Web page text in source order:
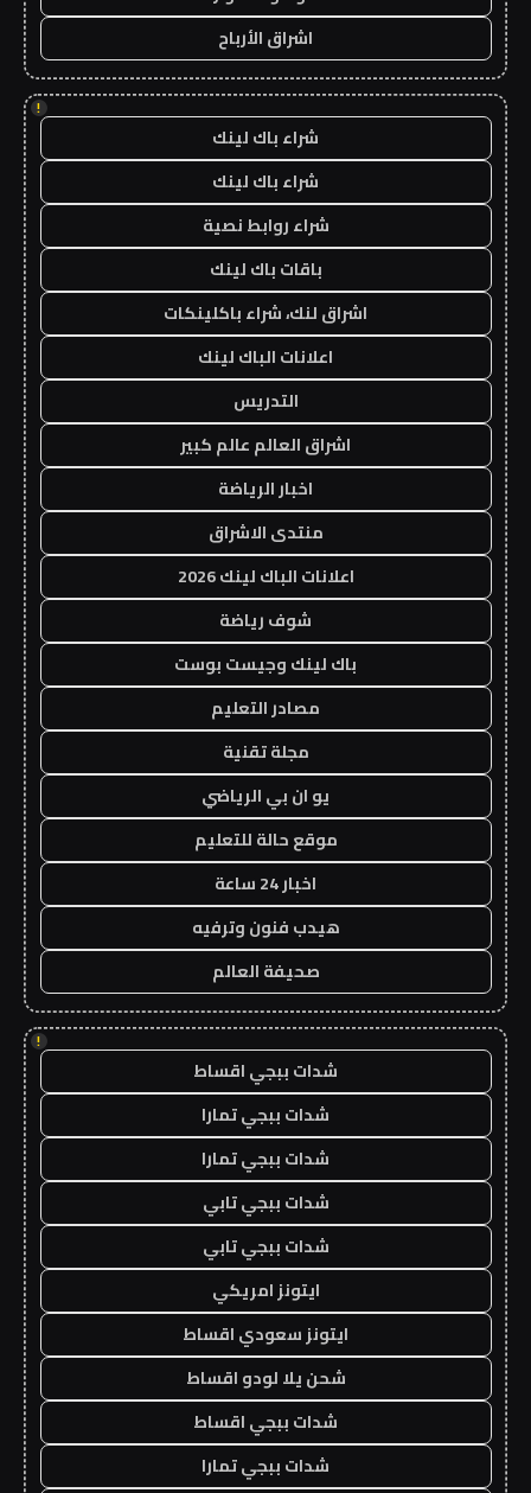
اشراق الأرباح
!
شراء باك لينك
شراء باك لينك
شراء روابط نصية
باقات باك لينك
اشراق لنك، شراء باكلينكات
اعلانات الباك لينك
التدريس
اشراق العالم عالم كبير
اخبار الرياضة
منتدى الاشراق
اعلانات الباك لينك 2026
شوف رياضة
باك لينك وجيست بوست
مصادر التعليم
مجلة تقنية
يو ان بي الرياضي
موقع حالة للتعليم
اخبار 24 ساعة
هيدب فنون وترفيه
صحيفة العالم
!
شدات ببجي اقساط
شدات ببجي تمارا
شدات ببجي تمارا
شدات ببجي تابي
شدات ببجي تابي
ايتونز امريكي
ايتونز سعودي اقساط
شحن يلا لودو اقساط
شدات ببجي اقساط
شدات ببجي تمارا